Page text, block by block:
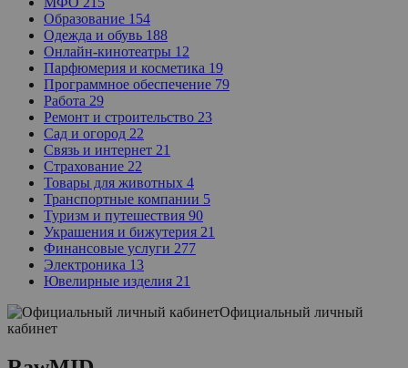
Образование 154
Одежда и обувь 188
Онлайн-кинотеатры 12
Парфюмерия и косметика 19
Программное обеспечение 79
Работа 29
Ремонт и строительство 23
Сад и огород 22
Связь и интернет 21
Страхование 22
Товары для животных 4
Транспортные компании 5
Туризм и путешествия 90
Украшения и бижутерия 21
Финансовые услуги 277
Электроника 13
Ювелирные изделия 21
Официальный личный
кабинет